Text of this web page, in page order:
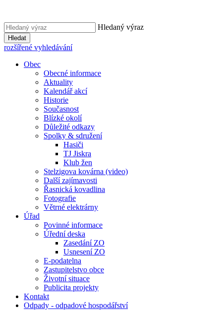
Hledaný výraz
Hledat
rozšířené vyhledávání
Obec
Obecné informace
Aktuality
Kalendář akcí
Historie
Současnost
Blízké okolí
Důležité odkazy
Spolky & sdružení
Hasiči
TJ Jiskra
Klub žen
Stelzigova kovárna (video)
Další zajímavosti
Řasnická kovadlina
Fotografie
Větrné elektrárny
Úřad
Povinné informace
Úřední deska
Zasedání ZO
Usnesení ZO
E-podatelna
Zastupitelstvo obce
Životní situace
Publicita projekty
Kontakt
Odpady - odpadové hospodářství